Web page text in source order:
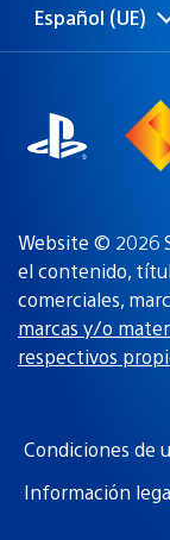
Selecciona
una
Región
actual:
Español (UE)
Website © 2026
el contenido,
comerciales,
marcas y/o
respectivos
Condiciones de
Información